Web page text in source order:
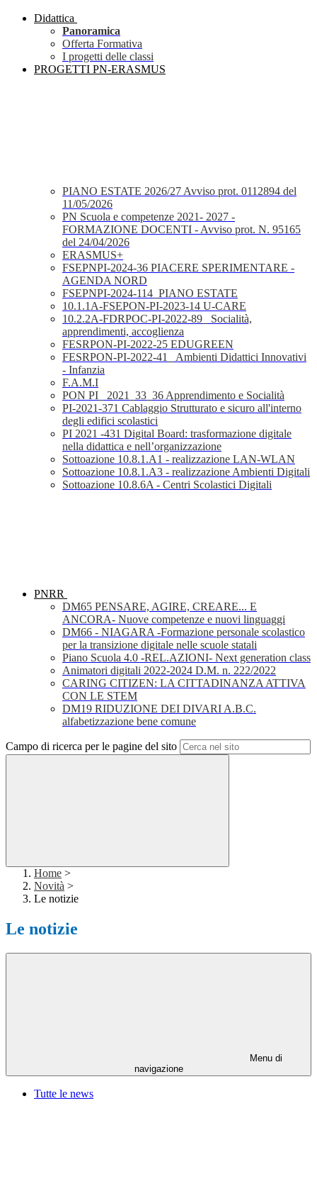
Didattica
Panoramica
Offerta Formativa
I progetti delle classi
PROGETTI PN-ERASMUS
PIANO ESTATE 2026/27 Avviso prot. 0112894 del
11/05/2026
PN Scuola e competenze 2021- 2027 -
FORMAZIONE DOCENTI - Avviso prot. N. 95165
del 24/04/2026
ERASMUS+
FSEPNPI-2024-36 PIACERE SPERIMENTARE -
AGENDA NORD
FSEPNPI-2024-114_PIANO ESTATE
10.1.1A-FSEPON-PI-2023-14 U-CARE
10.2.2A-FDRPOC-PI-2022-89_ Socialità,
apprendimenti, accoglienza
FESRPON-PI-2022-25 EDUGREEN
FESRPON-PI-2022-41_ Ambienti Didattici Innovativi
- Infanzia
F.A.M.I
PON PI_ 2021_33_36 Apprendimento e Socialità
PI-2021-371 Cablaggio Strutturato e sicuro all'interno
degli edifici scolastici
PI 2021 -431 Digital Board: trasformazione digitale
nella didattica e nell’organizzazione
Sottoazione 10.8.1.A1 - realizzazione LAN-WLAN
Sottoazione 10.8.1.A3 - realizzazione Ambienti Digitali
Sottoazione 10.8.6A - Centri Scolastici Digitali
PNRR
DM65 PENSARE, AGIRE, CREARE... E
ANCORA- Nuove competenze e nuovi linguaggi
DM66 - NIAGARA -Formazione personale scolastico
per la transizione digitale nelle scuole statali
Piano Scuola 4.0 -REL.AZIONI- Next generation class
Animatori digitali 2022-2024 D.M. n. 222/2022
CARING CITIZEN: LA CITTADINANZA ATTIVA
CON LE STEM
DM19 RIDUZIONE DEI DIVARI A.B.C.
alfabetizzazione bene comune
Campo di ricerca per le pagine del sito
Home >
Novità >
Le notizie
Le notizie
Menu di
navigazione
Tutte le news